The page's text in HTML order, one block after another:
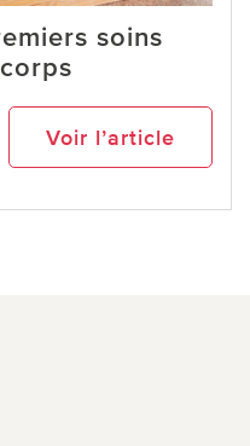
soins
Voir l’article